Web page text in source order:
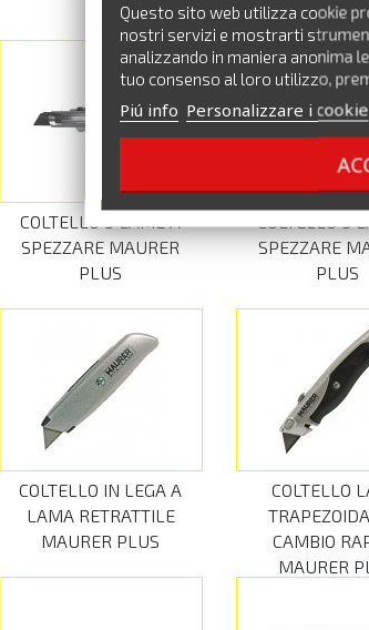
COLTELLO 5 LAME A
SPEZZARE MAURER
PLUS
COLTELLO 5
SPEZZARE
PLUS
COLTELLO IN LEGA A
LAMA RETRATTILE
MAURER PLUS
COLTELLO
CAMBIO
MAURER
Questo sito web utilizza cookie
nostri servizi e mostrarti
analizzando in maniera anonima
tuo consenso al loro utilizzo,
Piú info Personalizzare i cookie